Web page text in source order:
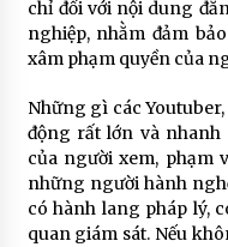
chỉ đối với nội dung
nghiệp, nhằm đảm
xâm phạm quyền của
Những gì các
động rất lớn và
của người xem, phạm
những người hành
có hành lang pháp lý,
quan giám sát. Nếu